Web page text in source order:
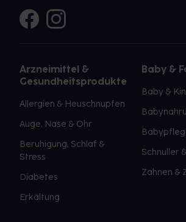
Arzneimittel &
Gesundheitsprodukte
Allergien & Heuschnupfen
Auge, Nase & Ohr
Beruhigung, Schlaf &
Stress
Diabetes
Erkältung
Baby &
Baby &
Schnuller
Zahnen &